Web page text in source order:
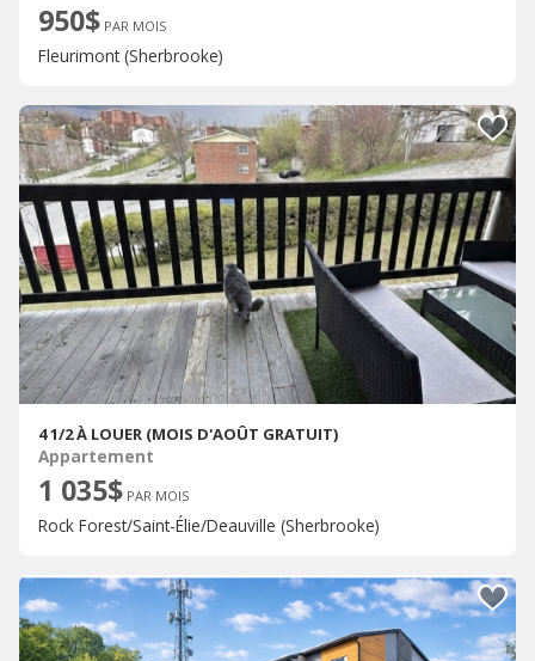
950$ PAR MOIS
Fleurimont (Sherbrooke)
4 1/2 À LOUER (MOIS D'AOÛT GRATUIT)
Appartement
1 035$ PAR MOIS
Rock Forest/Saint-Élie/Deauville (Sherbrooke)